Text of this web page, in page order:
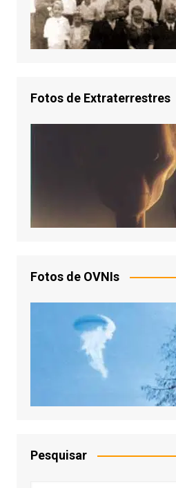
Fotos de Extraterrestres
Fotos de OVNIs
Pesquisar